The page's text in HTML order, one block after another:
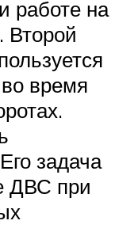
работе на
Второй
время
задача
ДВС при